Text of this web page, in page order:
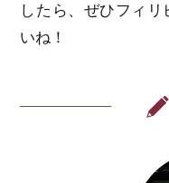
したら、ぜひフィ
いね！